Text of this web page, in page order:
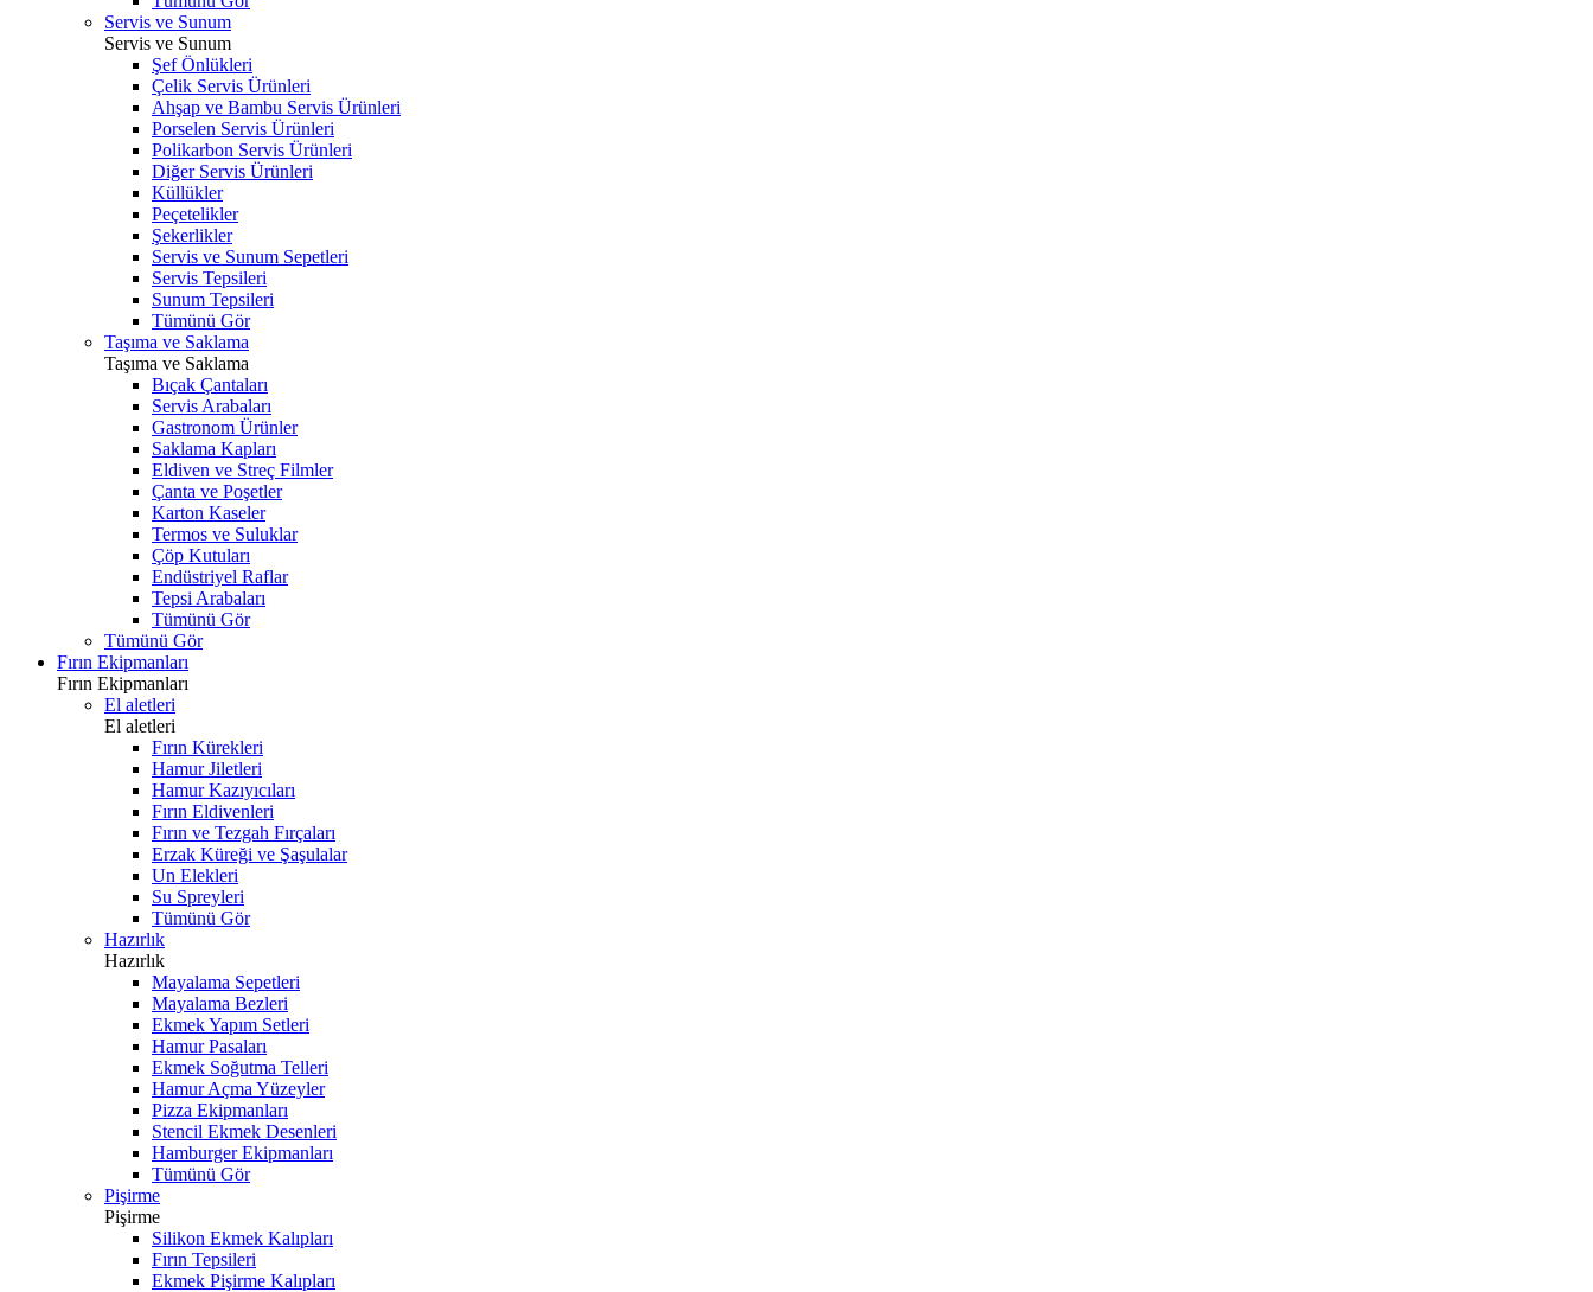
Servis ve Sunum
Servis ve Sunum
Şef Önlükleri
Çelik Servis Ürünleri
Ahşap ve Bambu Servis Ürünleri
Porselen Servis Ürünleri
Polikarbon Servis Ürünleri
Diğer Servis Ürünleri
Küllükler
Peçetelikler
Şekerlikler
Servis ve Sunum Sepetleri
Servis Tepsileri
Sunum Tepsileri
Tümünü Gör
Taşıma ve Saklama
Taşıma ve Saklama
Bıçak Çantaları
Servis Arabaları
Gastronom Ürünler
Saklama Kapları
Eldiven ve Streç Filmler
Çanta ve Poşetler
Karton Kaseler
Termos ve Suluklar
Çöp Kutuları
Endüstriyel Raflar
Tepsi Arabaları
Tümünü Gör
Tümünü Gör
Fırın Ekipmanları
Fırın Ekipmanları
El aletleri
El aletleri
Fırın Kürekleri
Hamur Jiletleri
Hamur Kazıyıcıları
Fırın Eldivenleri
Fırın ve Tezgah Fırçaları
Erzak Küreği ve Şaşulalar
Un Elekleri
Su Spreyleri
Tümünü Gör
Hazırlık
Hazırlık
Mayalama Sepetleri
Mayalama Bezleri
Ekmek Yapım Setleri
Hamur Pasaları
Ekmek Soğutma Telleri
Hamur Açma Yüzeyler
Pizza Ekipmanları
Stencil Ekmek Desenleri
Hamburger Ekipmanları
Tümünü Gör
Pişirme
Pişirme
Silikon Ekmek Kalıpları
Fırın Tepsileri
Ekmek Pişirme Kalıpları